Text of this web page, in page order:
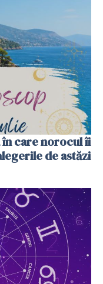
care norocul îi
de astăzi